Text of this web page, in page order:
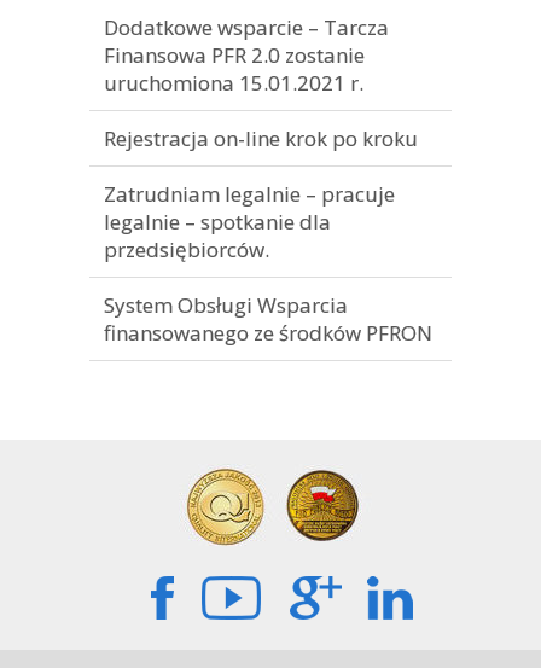
Dodatkowe wsparcie – Tarcza
Finansowa PFR 2.0 zostanie
uruchomiona 15.01.2021 r.
Rejestracja on-line krok po kroku
Zatrudniam legalnie – pracuje
legalnie – spotkanie dla
przedsiębiorców.
System Obsługi Wsparcia
finansowanego ze środków PFRON